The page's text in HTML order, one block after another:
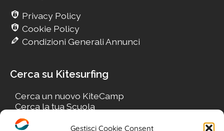
Gestisci Cookie Consent
Privacy Policy
Cookie Policy
Condizioni Generali Annunci
Cerca su Kitesurfing
Cerca un nuovo KiteCamp
Cerca la tua Scuola
Cerca il tuo KiteSpot
Cerca Accommodation